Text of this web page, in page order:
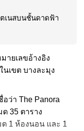
เนสบนชั้นดาดฟ้า
ายเลขอ้างอิง
เขต บางละมุง
ว่า The Panora
35 ตาราง
1 ห้องนอน และ 1